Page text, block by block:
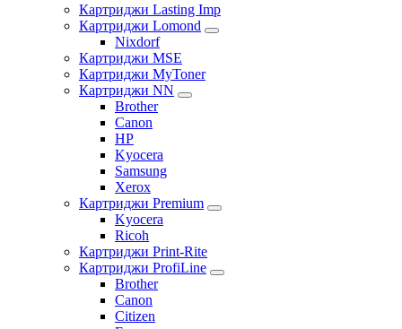
Картриджи Lasting Imp
Картриджи Lomond
Nixdorf
Картриджи MSE
Картриджи MyToner
Картриджи NN
Brother
Canon
HP
Kyocera
Samsung
Xerox
Картриджи Premium
Kyocera
Ricoh
Картриджи Print-Rite
Картриджи ProfiLine
Brother
Canon
Citizen